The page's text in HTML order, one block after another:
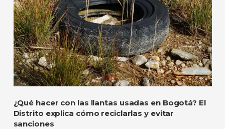
¿Qué hacer con las llantas usadas en Bogotá? El
Distrito explica cómo reciclarlas y evitar
sanciones